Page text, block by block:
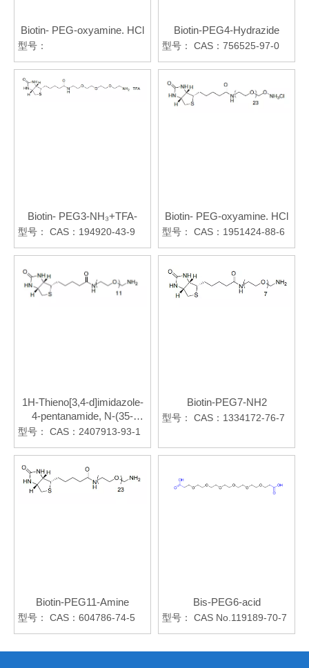
Biotin- PEG-oxyamine. HCl
型号：
Biotin-PEG4-Hydrazide
型号： CAS：756525-97-0
Biotin- PEG3-NH₃+TFA-
型号： CAS：194920-43-9
Biotin- PEG-oxyamine. HCl
型号： CAS：1951424-88-6
1H-Thieno[3,4-d]imidazole-
4-pentanamide, N-(35-
amino-
undecaoxapentatriacont-1-
yl)hexahydro-2-oxo-
型号： CAS：2407913-93-1
Biotin-PEG7-NH2
型号： CAS：1334172-76-7
Biotin-PEG11-Amine
型号： CAS：604786-74-5
Bis-PEG6-acid
型号： CAS No.119189-70-7